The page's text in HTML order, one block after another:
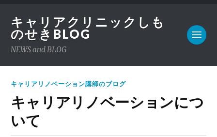
キャリアクリニックしも
のせきBLOG
NEWS and BLOG
キャリアリノベーション講師のブログ
キャリアリノベーションにつ
いて